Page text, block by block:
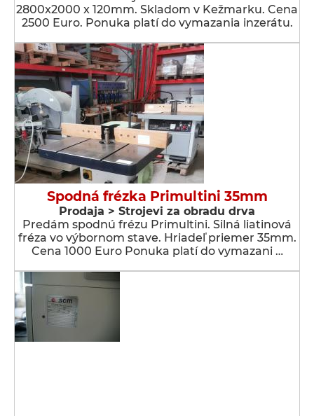
2800x2000 x 120mm. Skladom v Kežmarku. Cena
2500 Euro. Ponuka platí do vymazania inzerátu.
Spodná frézka Primultini 35mm
Prodaja > Strojevi za obradu drva
Predám spodnú frézu Primultini. Silná liatinová
fréza vo výbornom stave. Hriadeľ priemer 35mm.
Cena 1000 Euro Ponuka platí do vymazani …